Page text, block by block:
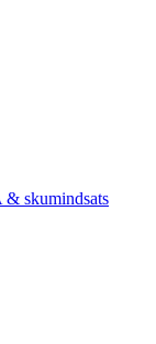
& skumindsats